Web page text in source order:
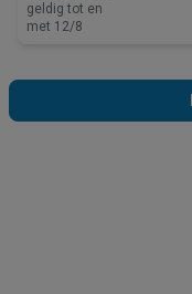
geldig tot en
met 12/8